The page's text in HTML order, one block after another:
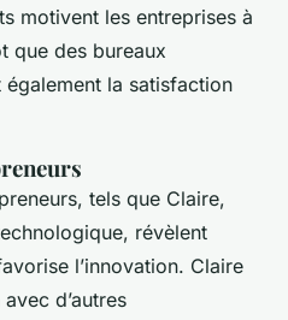
motivent les entreprises à
que des bureaux
la satisfaction
tels que Claire,
révèlent
l’innovation. Claire
d’autres